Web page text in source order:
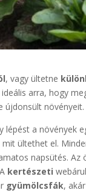
, vagy ültetne
arra, hogy
újdonsült növényeit.
a növények
ültethet el.
napsütés. Az
kertészeti
gyümölcsfák, akár